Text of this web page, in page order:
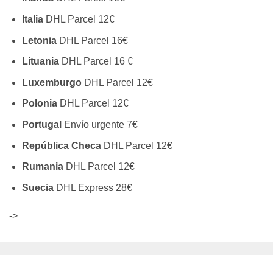
ItaliaDHL Parcel 12€
LetoniaDHL Parcel 16€
LituaniaDHL Parcel 16 €
LuxemburgoDHL Parcel 12€
PoloniaDHL Parcel 12€
Portugal Envío urgente 7€
República ChecaDHL Parcel 12€
RumaniaDHL Parcel 12€
SueciaDHL Express 28€
->